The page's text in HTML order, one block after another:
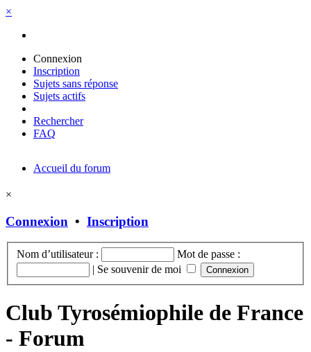
×
Connexion
Inscription
Sujets sans réponse
Sujets actifs
Rechercher
FAQ
Accueil du forum
×
Connexion • Inscription
Nom d’utilisateur :
Mot de passe :
| Se souvenir de moi
Club Tyrosémiophile de France
- Forum